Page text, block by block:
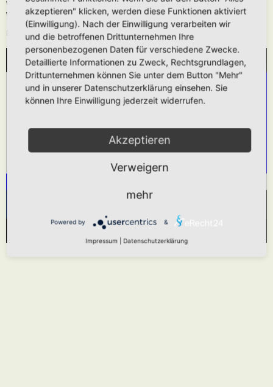
Wie oben beschrieben kann die URL auch ohne die[media]Tags verwendet
werden.
Das hier gezeigt Beispiel würde folgendes generieren:
WIR BENÖTIGEN IHRE ZUSTIMMUNG, UM
DEN YOUTUBE-SERVICE ZU LADEN!
um Videoinhalte einzubetten. Dieser Service kann
Daten zu Ihren Aktivitäten sammeln. Bitte lesen
Sie die Details durch und stimmen Sie der
Nutzung des Service zu, um dieses Video
Mehr Informationen
Powered byUsercentrics Consent Management Platform
akzeptieren" klicken, werden diese Funktionen aktiviert
(Einwilligung). Nach der Einwilligung verarbeiten wir
und die betroffenen Drittunternehmen Ihre
personenbezogenen Daten für verschiedene Zwecke.
Detaillierte Informationen zu Zweck, Rechtsgrundlagen,
Drittunternehmen können Sie unter dem Button "Mehr"
und in unserer Datenschutzerklärung einsehen. Sie
können Ihre Einwilligung jederzeit widerrufen.
Akzeptieren
Verweigern
mehr
Powered by &
Impressum Datenschutzerklärung